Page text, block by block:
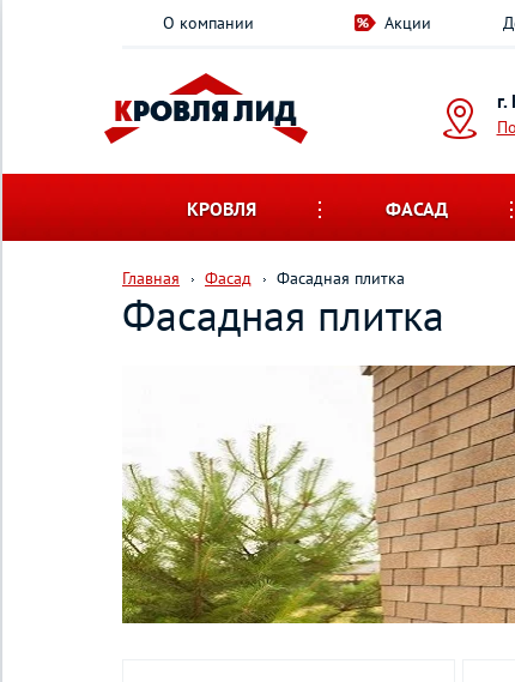
О компании Акции
КРОВЛЯ ФАСАД
Главная Фасад Фасадная плитка
Фасадная плитка